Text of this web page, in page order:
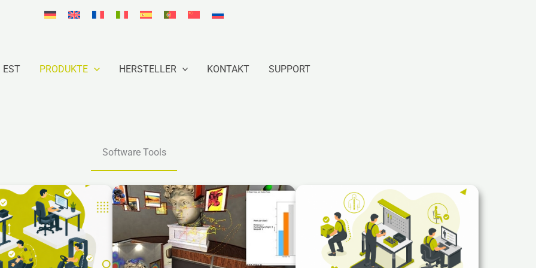
EST PRODUKTE HERSTELLER KONTAKT SUPPORT
Software Tools